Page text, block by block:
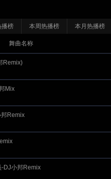
播榜 本周热播榜 本月热播榜
舞曲名称
Remix)
Mix
Remix
DJ小邦Remix